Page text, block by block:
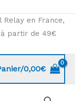
en France,
à partir de 49€
0,00€